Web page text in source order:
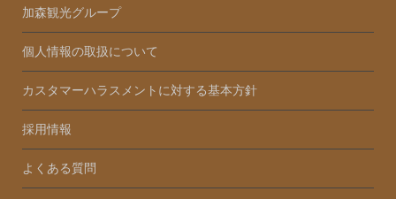
加森観光グループ
個人情報の取扱について
カスタマーハラスメントに対する基本方針
採用情報
よくある質問